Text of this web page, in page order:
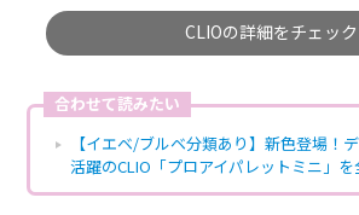
CLIOの詳細をチェック
合わせて読みたい
【イエベ/ブルベ分類あり】新色登場！
活躍のCLIO「プロアイパレットミニ」